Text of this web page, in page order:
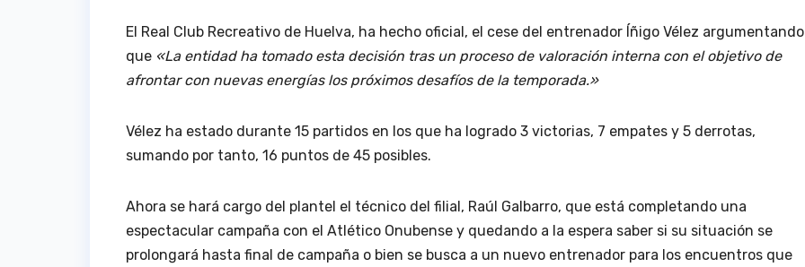
El Real Club Recreativo de Huelva, ha hecho oficial, el cese del entrenador Íñigo Vélez argumentando
que «La entidad ha tomado esta decisión tras un proceso de valoración interna con el objetivo de
afrontar con nuevas energías los próximos desafíos de la temporada.»
Vélez ha estado durante 15 partidos en los que ha logrado 3 victorias, 7 empates y 5 derrotas,
sumando por tanto, 16 puntos de 45 posibles.
Ahora se hará cargo del plantel el técnico del filial, Raúl Galbarro, que está completando una
espectacular campaña con el Atlético Onubense y quedando a la espera saber si su situación se
prolongará hasta final de campaña o bien se busca a un nuevo entrenador para los encuentros que